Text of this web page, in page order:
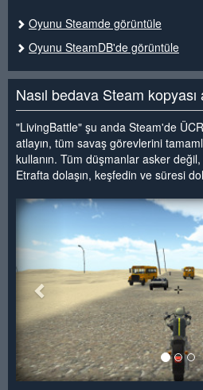
Oyunu Steamde görüntüle
Oyunu SteamDB'de görüntüle
Nasıl bedava Steam kopyası
"LivingBattle" şu anda Steam'de
atlayın, tüm savaş görevlerini
kullanın. Tüm düşmanlar asker
Etrafta dolaşın, keşfedin ve süresi
<